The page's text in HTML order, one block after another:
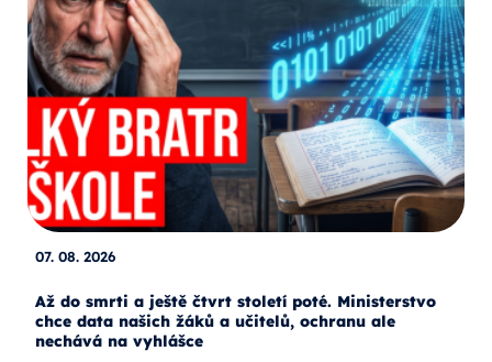
07. 08. 2026
Až do smrti a ještě čtvrt století poté. Ministerstvo
chce data našich žáků a učitelů, ochranu ale
nechává na vyhlášce